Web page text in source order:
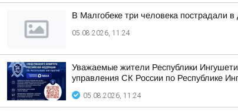
В Малгобеке три человека пострадали
05.08.2026, 11:24
Уважаемые жители Республики
управления СК России по Республике
05.08.2026, 11:24